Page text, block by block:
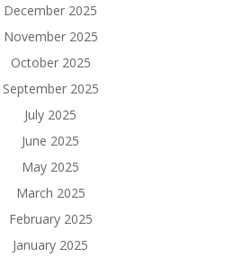
December 2025
November 2025
October 2025
September 2025
July 2025
June 2025
May 2025
March 2025
February 2025
January 2025